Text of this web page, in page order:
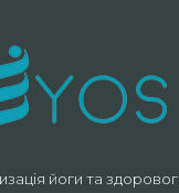
йоги та